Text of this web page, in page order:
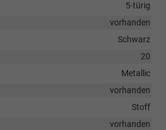
5-türig
vorhanden
Schwarz
20
Metallic
vorhanden
Stoff
vorhanden